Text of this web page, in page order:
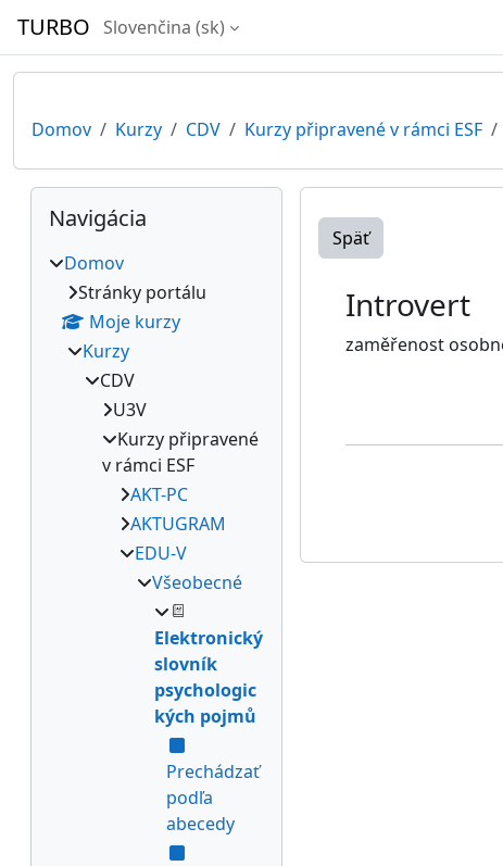
TURBO Slovenčina ‎(sk)‎
Domov Kurzy CDV Kurzy připravené v rámci ESF
Späť
Introvert
zaměřenost
Bloky
Preskočiť Navigácia
Navigácia
Domov
Stránky portálu
Moje kurzy
Kurzy
CDV
U3V
Kurzy připravené
v rámci ESF
AKT-PC
AKTUGRAM
EDU-V
Všeobecné
Elektronický
slovník
psychologic
kých pojmů
Prechádzať
podľa
abecedy